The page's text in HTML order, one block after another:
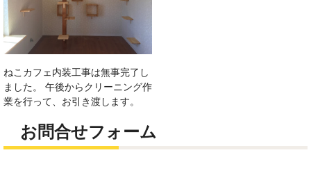
ねこカフェ内装工事は無事完了し
ました。 午後からクリーニング作
業を行って、お引き渡します。
お問合せフォーム